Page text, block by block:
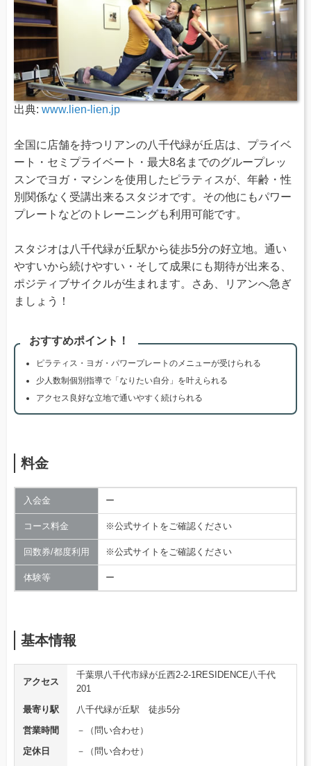
出典: www.lien-lien.jp
全国に店舗を持つリアンの八千代緑が丘店は、プライベ
ート・セミプライベート・最大8名までのグループレッ
スンでヨガ・マシンを使用したピラティスが、年齢・性
別関係なく受講出来るスタジオです。その他にもパワー
プレートなどのトレーニングも利用可能です。
スタジオは八千代緑が丘駅から徒歩5分の好立地。通い
やすいから続けやすい・そして成果にも期待が出来る、
ポジティブサイクルが生まれます。さあ、リアンへ急ぎ
ましょう！
おすすめポイント！
ピラティス・ヨガ・パワープレートのメニューが受けられる
少人数制個別指導で「なりたい自分」を叶えられる
アクセス良好な立地で通いやすく続けられる
料金
入会金 ー
コース料金 ※公式サイトをご確認ください
回数券/都度利用 ※公式サイトをご確認ください
体験等 ー
基本情報
アクセス
千葉県八千代市緑が丘西2-2-1RESIDENCE八千代
201
最寄り駅
八千代緑が丘駅 徒歩5分
営業時間
－（問い合わせ）
定休日
－（問い合わせ）